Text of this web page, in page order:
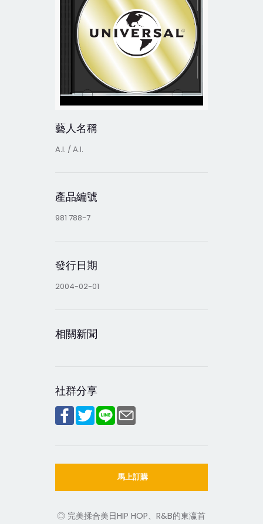
藝人名稱
A.I. / A.I.
產品編號
981 788-7
發行日期
2004-02-01
相關新聞
社群分享
馬上訂購
◎ 完美揉合美日HIP HOP、R&B的東瀛首